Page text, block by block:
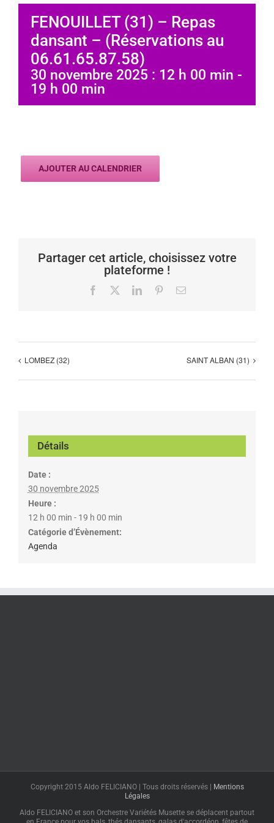
FENOUILLET (31) – Repas
dansant – (Réservations au
06.61.65.87.58)
30 novembre 2025 : 12 h 00 min -
19 h 00 min
AJOUTER AU CALENDRIER
Partager cet article, choisissez votre
plateforme !
Facebook LinkedInPinterestEmail
LOMBEZ (32) SAINT ALBAN (31)
Détails
Date :
30 novembre 2025
Heure :
12 h 00 min - 19 h 00 min
Catégorie d’Évènement:
Agenda
Copyright 2015 Aldo FELICIANO | Tous droits réservés |
Mentions
Légales
Aldo FELICIANO et son Orchestre Variétés Musette se déplacent partout